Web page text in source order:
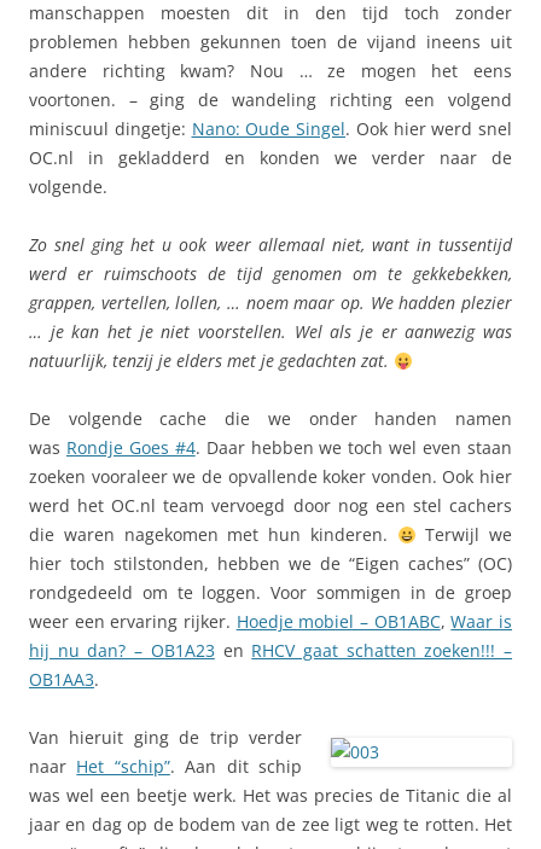
manschappen moesten dit in den tijd toch zonder
problemen hebben gekunnen toen de vijand ineens uit
andere richting kwam? Nou … ze mogen het eens
voortonen. – ging de wandeling richting een volgend
miniscuul dingetje: Nano: Oude Singel. Ook hier werd snel
OC.nl in gekladderd en konden we verder naar de
volgende.
Zo snel ging het u ook weer allemaal niet, want in tussentijd
werd er ruimschoots de tijd genomen om te gekkebekken,
grappen, vertellen, lollen, … noem maar op. We hadden plezier
… je kan het je niet voorstellen. Wel als je er aanwezig was
natuurlijk, tenzij je elders met je gedachten zat.
De volgende cache die we onder handen namen
was Rondje Goes #4. Daar hebben we toch wel even staan
zoeken vooraleer we de opvallende koker vonden. Ook hier
werd het OC.nl team vervoegd door nog een stel cachers
die waren nagekomen met hun kinderen.
Terwijl we
hier toch stilstonden, hebben we de “Eigen caches” (OC)
rondgedeeld om te loggen. Voor sommigen in de groep
weer een ervaring rijker. Hoedje mobiel – OB1ABC,Waar is
hij nu dan? – OB1A23 en RHCV gaat schatten zoeken!!! –
OB1AA3.
Van hieruit ging de trip verder
naar Het “schip”. Aan dit schip
was wel een beetje werk. Het was precies de Titanic die al
jaar en dag op de bodem van de zee ligt weg te rotten. Het